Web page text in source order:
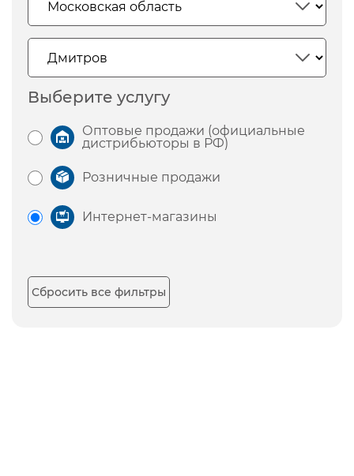
Выберите услугу
Оптовые продажи (официальные
дистрибьюторы в РФ)
Розничные продажи
Интернет-магазины
Сбросить все фильтры